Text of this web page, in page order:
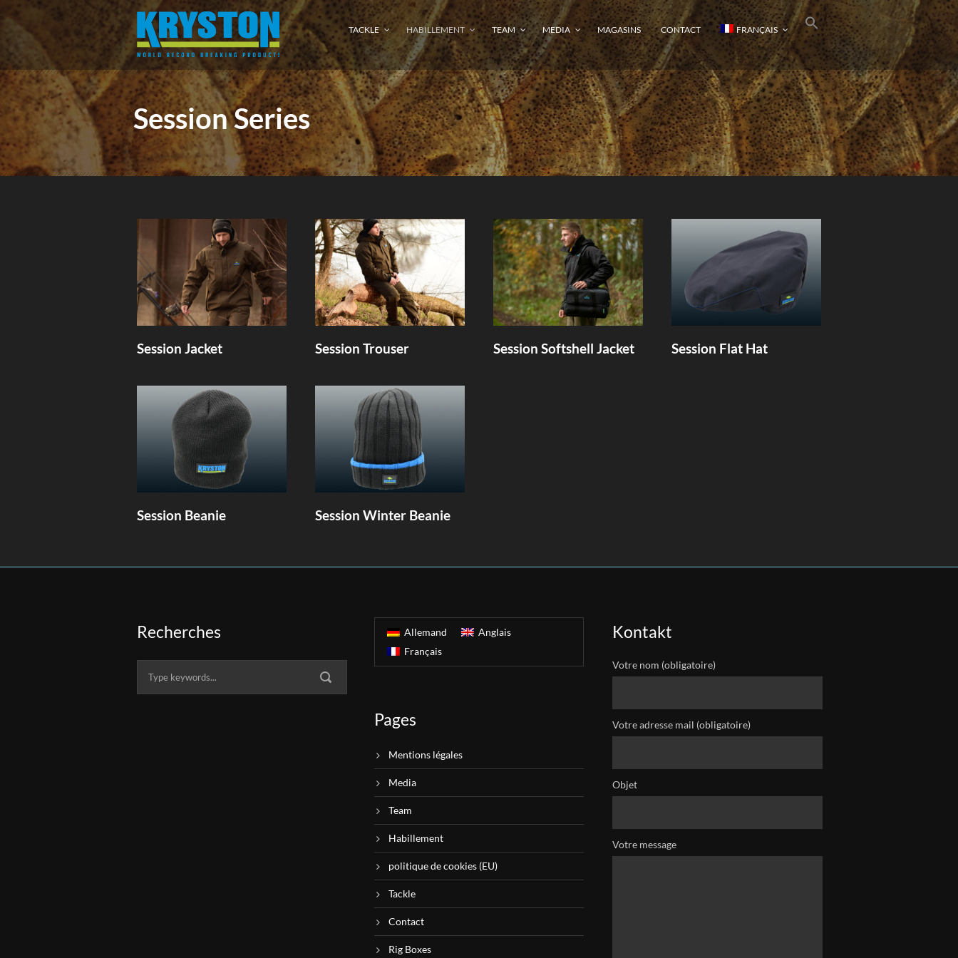
TACKLE HABILLEMENT TEAM MEDIA MAGASINS CONTACT FRANÇAIS
Session Series
Session Jacket Session Trouser Session Softshell Jacket Session Flat Hat
Session Beanie Session Winter Beanie
Recherches Allemand
Anglais
Français
Pages
Mentions légales
Media
Team
Habillement
politique de cookies (EU)
Tackle
Contact
Rig Boxes
Kontakt
Votre nom (obligatoire)
Votre adresse mail (obligatoire)
Objet
Votre message